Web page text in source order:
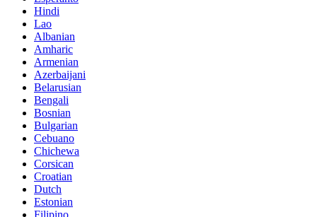
Hindi
Lao
Albanian
Amharic
Armenian
Azerbaijani
Belarusian
Bengali
Bosnian
Bulgarian
Cebuano
Chichewa
Corsican
Croatian
Dutch
Estonian
Filipino